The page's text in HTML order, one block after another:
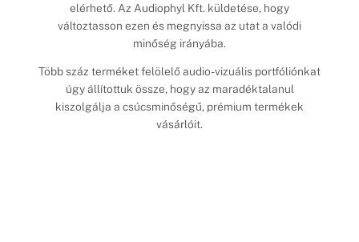
elérhető. Az Audiophyl Kft. küldetése, hogy
változtasson ezen és megnyissa az utat a valódi
minőség irányába.
Több száz terméket felölelő audio-vizuális portfóliónkat
úgy állítottuk össze, hogy az maradéktalanul
kiszolgálja a csúcsminőségű, prémium termékek
vásárlóit.